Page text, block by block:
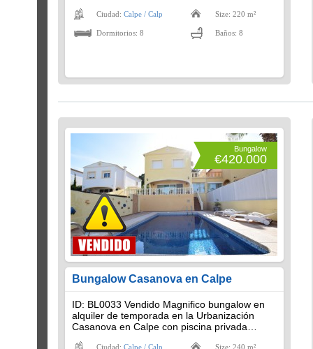
Ciudad: Calpe / Calp Size: 220 m²
Dormitorios: 8 Baños: 8
Bungalow
€420.000
Bungalow Casanova en Calpe
ID: BL0033 Vendido Magnifico bungalow en
alquiler de temporada en la Urbanización
Casanova en Calpe con piscina privada…
Ciudad: Calpe / Calp Size: 240 m²